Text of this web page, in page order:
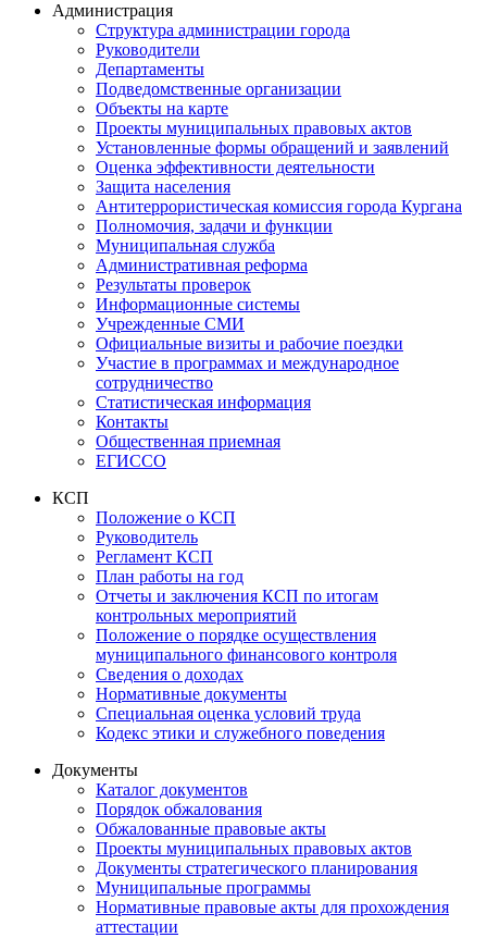
Администрация
Структура администрации города
Руководители
Департаменты
Подведомственные организации
Объекты на карте
Проекты муниципальных правовых актов
Установленные формы обращений и заявлений
Оценка эффективности деятельности
Защита населения
Антитеррористическая комиссия города Кургана
Полномочия, задачи и функции
Муниципальная служба
Административная реформа
Результаты проверок
Информационные системы
Учрежденные СМИ
Официальные визиты и рабочие поездки
Участие в программах и международное
сотрудничество
Статистическая информация
Контакты
Общественная приемная
ЕГИССО
КСП
Положение о КСП
Руководитель
Регламент КСП
План работы на год
Отчеты и заключения КСП по итогам
контрольных мероприятий
Положение о порядке осуществления
муниципального финансового контроля
Сведения о доходах
Нормативные документы
Специальная оценка условий труда
Кодекс этики и служебного поведения
Документы
Каталог документов
Порядок обжалования
Обжалованные правовые акты
Проекты муниципальных правовых актов
Документы стратегического планирования
Муниципальные программы
Нормативные правовые акты для прохождения
аттестации